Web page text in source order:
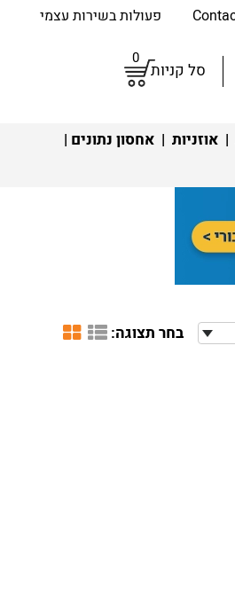
פעולות בשירות עצמי
סל קניות
0
| אוזניות | אחסון נתונים |
בחר תצוגה: